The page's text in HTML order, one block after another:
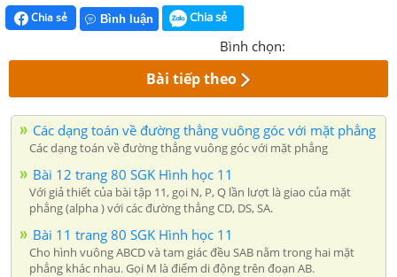
Chia sẻ Bình luận Chia sẻ
Bình chọn:
Bài tiếp theo
Các dạng toán về đường thẳng vuông góc với mặt phẳng
Các dạng toán về đường thẳng vuông góc với mặt phẳng
Bài 12 trang 80 SGK Hình học 11
Với giả thiết của bài tập 11, gọi N, P, Q lần lượt là giao của mặt
phẳng (alpha ) với các đường thẳng CD, DS, SA.
Bài 11 trang 80 SGK Hình học 11
Cho hình vuông ABCD và tam giác đều SAB nằm trong hai mặt
phẳng khác nhau. Gọi M là điểm di động trên đoạn AB.